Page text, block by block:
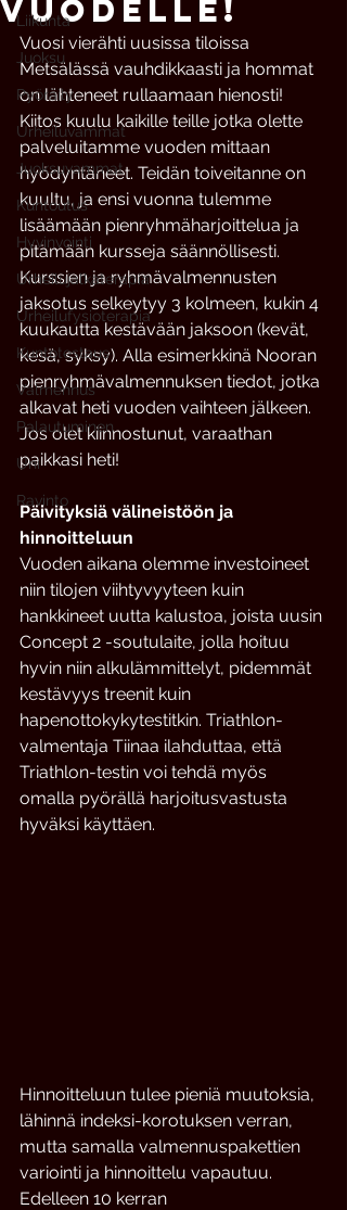
Liikunta
Juoksu
Pyöräily
Urheiluvammat
Juoksuvammat
Kuntoutus
Hyvinvointi
Urheilujalkaterapia
Urheilufysioterapia
Kuntotestaus
Valmennus
Palautuminen
Uni
Ravinto
vuodelle!
Vuosi vierähti uusissa tiloissa
Metsälässä vauhdikkaasti ja hommat
on lähteneet rullaamaan hienosti!
Kiitos kuulu kaikille teille jotka olette
palveluitamme vuoden mittaan
hyödyntäneet. Teidän toiveitanne on
kuultu, ja ensi vuonna tulemme
lisäämään pienryhmäharjoittelua ja
pitämään kursseja säännöllisesti.
Kurssien ja ryhmävalmennusten
jaksotus selkeytyy 3 kolmeen, kukin 4
kuukautta kestävään jaksoon (kevät,
kesä, syksy). Alla esimerkkinä Nooran
pienryhmävalmennuksen tiedot, jotka
alkavat heti vuoden vaihteen jälkeen.
Jos olet kiinnostunut, varaathan
paikkasi heti!
Päivityksiä välineistöön ja
hinnoitteluun
Vuoden aikana olemme investoineet
niin tilojen viihtyvyyteen kuin
hankkineet uutta kalustoa, joista uusin
Concept 2 -soutulaite, jolla hoituu
hyvin niin alkulämmittelyt, pidemmät
kestävyys treenit kuin
hapenottokykytestitkin. Triathlon-
valmentaja Tiinaa ilahduttaa, että
Triathlon-testin voi tehdä myös
omalla pyörällä harjoitusvastusta
hyväksi käyttäen.
Hinnoitteluun tulee pieniä muutoksia,
lähinnä indeksi-korotuksen verran,
mutta samalla valmennuspakettien
variointi ja hinnoittelu vapautuu.
Edelleen 10 kerran